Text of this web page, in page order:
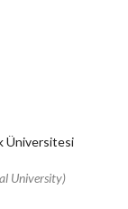
Üniversitesi
University)